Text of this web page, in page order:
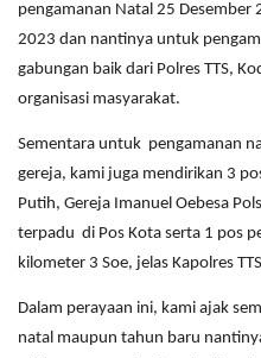
pengamanan Natal 25
2023 dan nantinya untuk
gabungan baik dari Polres TTS,
organisasi masyarakat.
Sementara untuk pengamanan
gereja, kami juga mendirikan 3
Putih, Gereja Imanuel Oebesa
terpadu di Pos Kota serta 1 pos
kilometer 3 Soe, jelas Kapolres TTS
Dalam perayaan ini, kami ajak
natal maupun tahun baru